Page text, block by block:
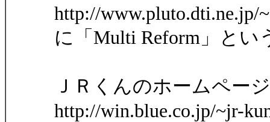
http://www.pluto.dti.ne.jp/
に「Multi Reform」と
ＪＲくんのホームページ
http://win.blue.co.jp/~jr-